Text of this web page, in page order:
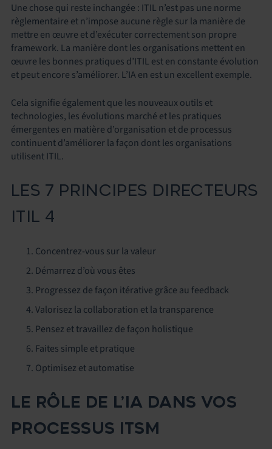
Une chose qui reste inchangée : ITIL n’est pas une norme
règlementaire et n’impose aucune règle sur la manière de
mettre en œuvre et d’exécuter correctement son propre
framework. La manière dont les organisations mettent en
œuvre les bonnes pratiques d’ITIL est en constante évolution
et peut encore s’améliorer. L’IA en est un excellent exemple.
Cela signifie également que les nouveaux outils et
technologies, les évolutions marché et les pratiques
émergentes en matière d’organisation et de processus
continuent d’améliorer la façon dont les organisations
utilisent ITIL.
LES 7 PRINCIPES DIRECTEURS
ITIL 4
Concentrez-vous sur la valeur
Démarrez d’où vous êtes
Progressez de façon itérative grâce au feedback
Valorisez la collaboration et la transparence
Pensez et travaillez de façon holistique
Faites simple et pratique
Optimisez et automatise
LE RÔLE DE L’IA DANS VOS
PROCESSUS ITSM